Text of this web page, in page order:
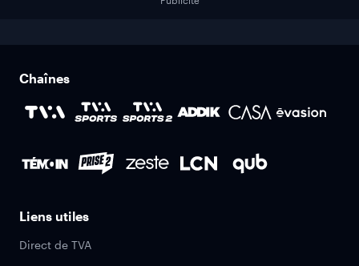
Chaînes
Liens utiles
Direct de TVA